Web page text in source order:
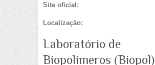
Site oficial:
Localização:
Laboratório de
Biopolímeros (Biopol)